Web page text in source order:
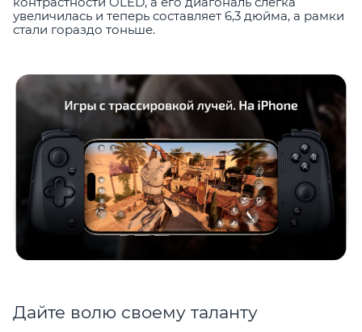
увеличилась и теперь составляет 6,3 дюйма, а рамки
стали гораздо тоньше.
Дайте волю своему таланту